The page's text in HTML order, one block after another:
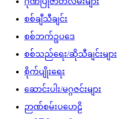
စစ်ချီသီချင်း
စစ်ဘက်ဥပဒေ
စစ်သည်ရေး/ဆိုသီချင်းများ
စိုက်ပျိုးရေး
ဆောင်းပါး/မဂ္ဂဇင်းများ
ဉာဏ်စမ်းပဟေဠိ